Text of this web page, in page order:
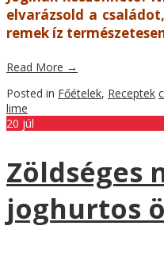
elvarázsold a
remek íz
Read More →
Posted in Főételek, Receptek
lime
20 júl
Zöldséges
joghurtos